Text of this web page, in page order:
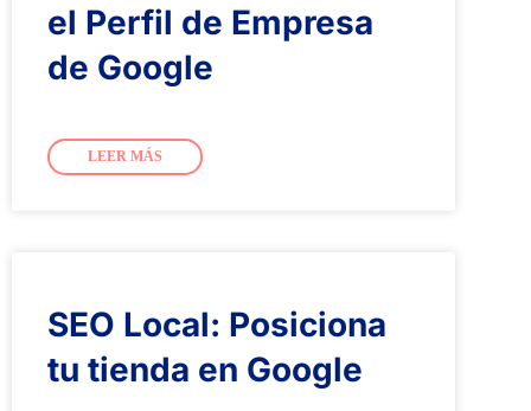
el Perfil de Empresa
de Google
LEER MÁS
SEO Local: Posiciona
tu tienda en Google